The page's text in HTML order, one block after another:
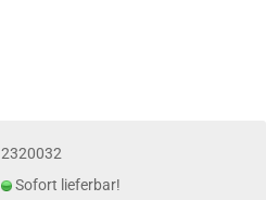
2320032
Sofort lieferbar!